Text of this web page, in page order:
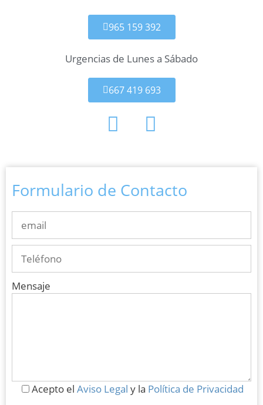
965 159 392
Urgencias de Lunes a Sábado
667 419 693
Formulario de Contacto
Mensaje
Acepto el Aviso Legal y la Política de Privacidad